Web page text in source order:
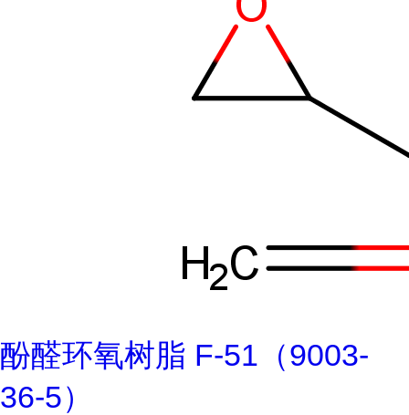
酚醛环氧树脂 F-51（9003-
36-5）